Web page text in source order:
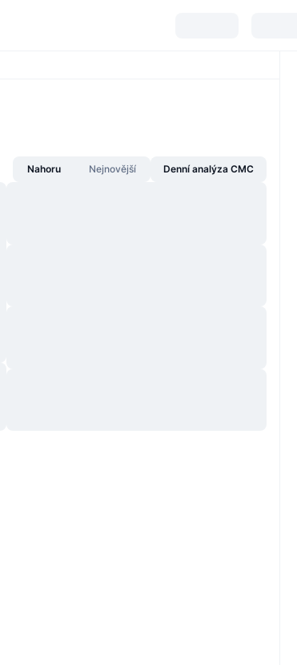
Nahoru Nejnovější Denní analýza CMC